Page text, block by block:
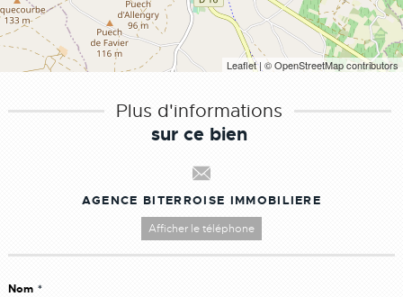
Leaflet| © OpenStreetMap contributors
Plus d'informations
sur ce bien
AGENCE BITERROISE IMMOBILIERE
Afficher le téléphone
Nom *